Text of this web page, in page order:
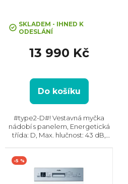
hodnocení
5,0
5
hvězdiček.
SKLADEM - IHNED K
ODESLÁNÍ
13 990 Kč
Do košíku
#type2-D#! Vestavná myčka
nádobí s panelem, Energetická
třída: D, Max. hlučnost: 43 dB,
programů: 11, Spotřeba vody na
cyklus: 9,5 l,...
-5 %